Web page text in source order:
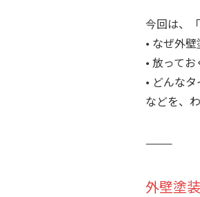
今回は、
• なぜ外
• 放って
• どんな
などを、
⸻
外壁塗